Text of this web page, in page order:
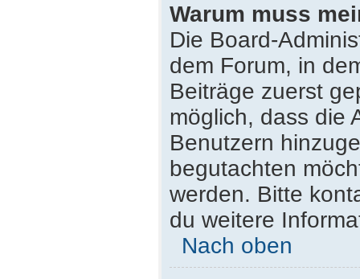
Warum muss
Die Board-
dem Forum, in
Beiträge zuerst
möglich, dass die
Benutzern
begutachten
werden. Bitte
du weitere
Nach oben